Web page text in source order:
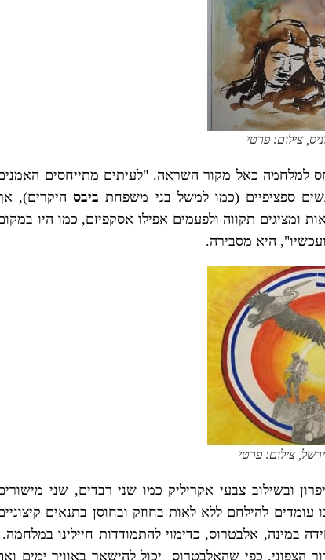
צילום: פרטי
למלחמה כאל מקור השראה. "לעיתים מתייחסים
ספציפיים (כמו למשל בני משפחת ביבס היקרים),
תקווה ולפעמים אפילו אסקפיזם, כמו היו
היא מסבירה.
צילום: פרטי
ובשילוב צבעי אקריליק כמו שני רבדים, שני
עומדים להילחם ללא לאות בחוזק ובחוסן בתנאים
במינה, אלבטרוס, כדימוי להתמודדות חיילינו
הצפוני. כפי שהאלבטרוס יכול להישאר באוויר ימים